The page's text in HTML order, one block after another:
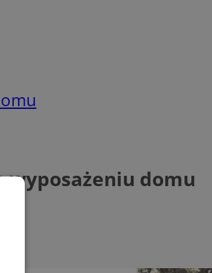
wyposażeniu domu